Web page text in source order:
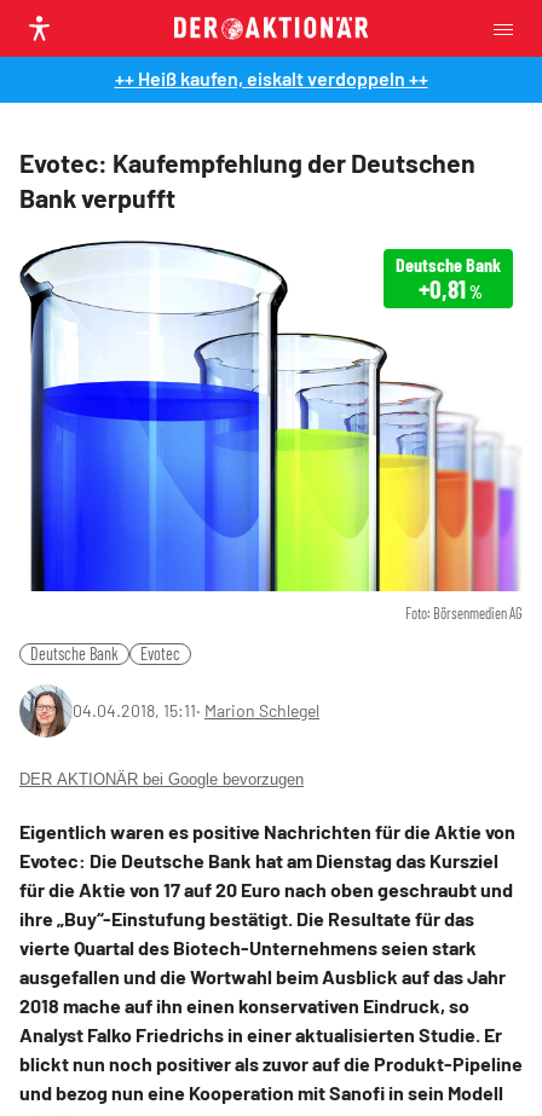
++ Heiß kaufen, eiskalt verdoppeln ++
Evotec: Kaufempfehlung der Deutschen
Bank verpufft
Foto: Börsenmedien AG
Deutsche Bank
+0,81%
Deutsche Bank Evotec
04.04.2018, 15:11‧ Marion Schlegel
DER AKTIONÄR bei Google bevorzugen
Eigentlich waren es positive Nachrichten für die Aktie von
Evotec: Die Deutsche Bank hat am Dienstag das Kursziel
für die Aktie von 17 auf 20 Euro nach oben geschraubt und
ihre „Buy“-Einstufung bestätigt. Die Resultate für das
vierte Quartal des Biotech-Unternehmens seien stark
ausgefallen und die Wortwahl beim Ausblick auf das Jahr
2018 mache auf ihn einen konservativen Eindruck, so
Analyst Falko Friedrichs in einer aktualisierten Studie. Er
blickt nun noch positiver als zuvor auf die Produkt-Pipeline
und bezog nun eine Kooperation mit Sanofi in sein Modell